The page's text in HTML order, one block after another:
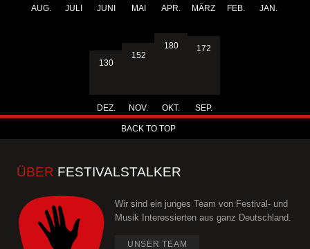
AUG. JULI JUNI MAI APR. MÄRZ FEB. JAN.
130
DEZ.
152
NOV.
180
OKT.
172
SEP.
BACK TO TOP
ÜBER FESTIVALSTALKER
Wir sind ein junges Team von Festival- und
Musik Interessierten aus ganz Deutschland.
UNSER TEAM